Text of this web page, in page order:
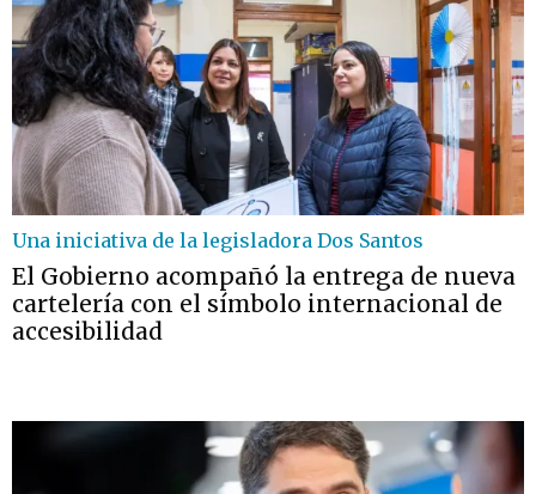
Una iniciativa de la legisladora Dos Santos
El Gobierno acompañó la entrega de nueva
cartelería con el símbolo internacional de
accesibilidad